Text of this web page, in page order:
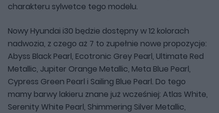
charakteru sylwetce tego modelu.
Nowy Hyundai i30 będzie dostępny w 12 kolorach
nadwozia, z czego aż 7 to zupełnie nowe propozycje:
Abyss Black Pearl, Ecotronic Grey Pearl, Ultimate Red
Metallic, Jupiter Orange Metallic, Meta Blue Pearl,
Cypress Green Pearl i Sailing Blue Pearl. Do tego
mamy barwy lakieru znane już wcześniej: Atlas White,
Serenity White Pearl, Shimmering Silver Metallic,